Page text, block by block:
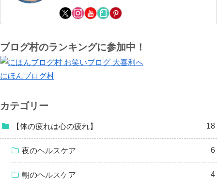
ブログ村のランキングに参加中！
にほんブログ村
カテゴリー
【体の疲れは心の疲れ】 18
夜のヘルスケア 6
朝のヘルスケア 4